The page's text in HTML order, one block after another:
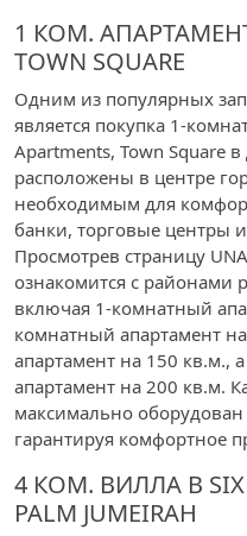
1 КОМ.
TOWN SQUARE
Одним из популярных
является покупка 1-
Apartments, Town Square
расположены в центре
необходимым для
банки, торговые центры
Просмотрев страницу
ознакомится с районами
включая 1-комнатный
комнатный апартамент
апартамент на 150 кв.м.,
апартамент на 200 кв.м.
максимально
гарантируя комфортное
4 КОМ. ВИЛЛА В SIX
PALM JUMEIRAH